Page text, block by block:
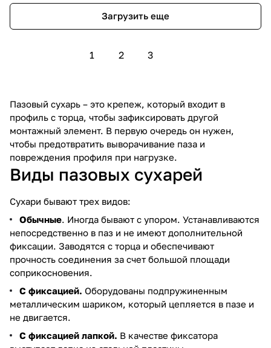
Загрузить еще
1 2 3
Пазовый сухарь – это крепеж, который входит в
профиль с торца, чтобы зафиксировать другой
монтажный элемент. В первую очередь он нужен,
чтобы предотвратить выворачивание паза и
повреждения профиля при нагрузке.
Виды пазовых сухарей
Сухари бывают трех видов:
Обычные. Иногда бывают с упором. Устанавливаются
непосредственно в паз и не имеют дополнительной
фиксации. Заводятся с торца и обеспечивают
прочность соединения за счет большой площади
соприкосновения.
С фиксацией. Оборудованы подпружиненным
металлическим шариком, который цепляется в пазе и
не двигается.
С фиксацией лапкой. В качестве фиксатора